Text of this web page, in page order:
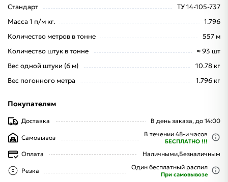
Стандарт
ТУ 14-105-737
Масса 1 п/м кг.
1.796
Количество метров в тонне
557 м
Количество штук в тонне
≈ 93 шт
Вес одной штуки (6 м)
10.78 кг
Вес погонного метра
1.796 кг
Покупателям
Доставка В день заказа, до 14:00
Самовывоз В течении 48-и часов
БЕСПЛАТНО !!!
Оплата Наличными,Безналичным
Резка Один бесплатный распил
При самовывозе